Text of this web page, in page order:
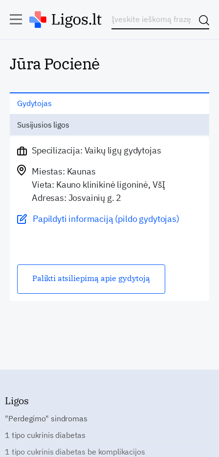
Jūra Pocienė
Gydytojas
Susijusios ligos
Specilizacija: Vaikų ligų gydytojas
Miestas: Kaunas
Vieta: Kauno klinikinė ligoninė, VšĮ
Adresas: Josvainių g. 2
Papildyti informaciją (pildo gydytojas)
Palikti atsiliepimą apie gydytoją
Ligos
"Perdegimo" sindromas
1 tipo cukrinis diabetas
1 tipo cukrinis diabetas be komplikacijos